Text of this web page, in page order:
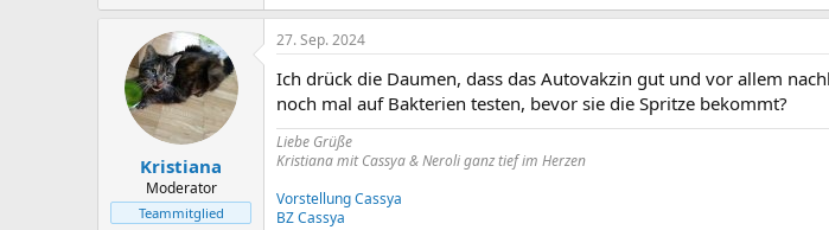
Kristiana
Moderator
Teammitglied
27. Sep. 2024
Ich drück die Daumen, dass das Autovakzin gut und vor allem
noch mal auf Bakterien testen, bevor sie die Spritze bekommt?
Liebe Grüße
Kristiana mit Cassya & Neroli ganz tief im Herzen
Vorstellung Cassya
BZ Cassya